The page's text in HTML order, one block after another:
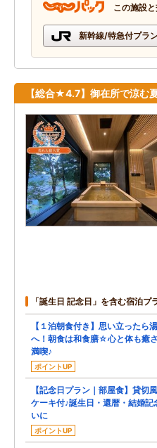
この施設
新幹線/特急付プラ
【総合★4.7】御在所で涼む
「誕生日 記念日」を含む宿泊プ
【１泊朝食付き】思い立ったら
へ！朝食は和食膳☆心と体も癒
満喫♪
ポイントUP
【記念日プラン｜部屋食】貸切
ケーキ付♪誕生日・還暦・結婚記
いに
ポイントUP